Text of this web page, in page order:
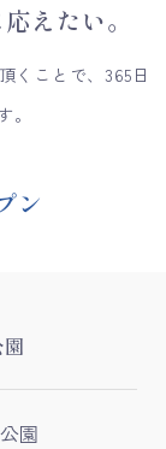
園
えたい。
くことで、365日
ン